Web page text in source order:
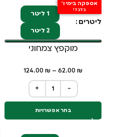
אספקה בימי ו'
בלבד!
ליטרים
1 ליטר
2 ליטר
מוקפץ צמחוני
62.00 ₪
–
124.00 ₪
+ −
בחר אפשרויות